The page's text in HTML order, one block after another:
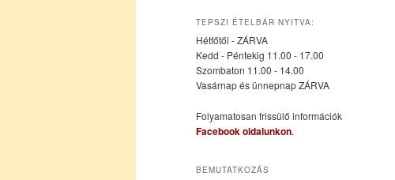
elsődleges
tartalomra
másodlagos
tartalomra
TEPSZI ÉTELBÁR NYITVA:
Hétfőtől - ZÁRVA
Kedd - Péntekig 11.00 - 17.00
Szombaton 11.00 - 14.00
Vasárnap és ünnepnap ZÁRVA
Folyamatosan frissülő információk
Facebook oldalunkon.
BEMUTATKOZÁS